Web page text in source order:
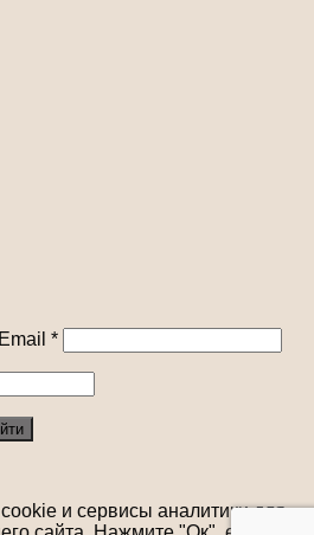
*
и сервисы аналитики для